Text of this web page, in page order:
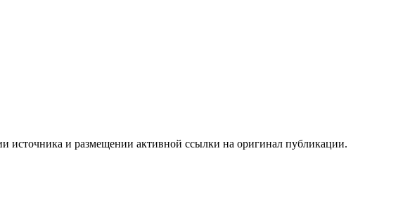
источника и размещении активной ссылки на оригинал публикации.